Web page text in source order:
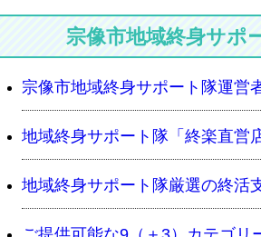
宗像市地域終身サポ
宗像市地域終身サポート隊運営
地域終身サポート隊「終楽直営
地域終身サポート隊厳選の終活